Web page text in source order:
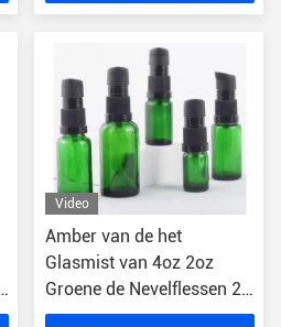
Video
Amber van de het
Glasmist van 4oz 2oz
Groene de Nevelflessen 2
Oz Boston om Nevelfles